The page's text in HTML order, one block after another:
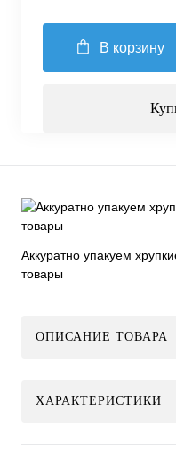
В корзину
Аккуратно упакуем
товары
ОПИСАНИЕ ТОВАРА
ХАРАКТЕРИСТИКИ